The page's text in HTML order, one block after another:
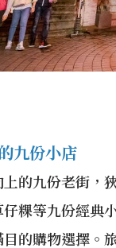
九份小店
的九份老街，
粿等九份經典
的購物選擇。